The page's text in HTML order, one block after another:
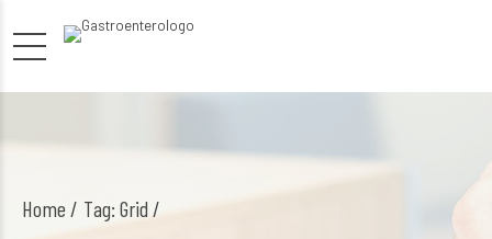
Home Tag: Grid /